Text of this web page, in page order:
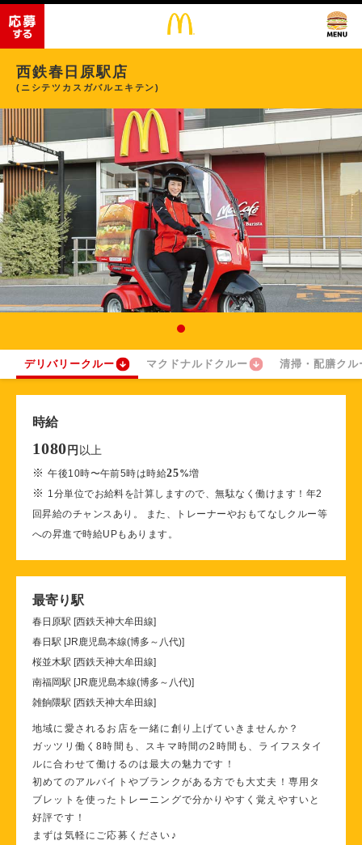
西鉄春日原駅店
(ニシテツカスガバルエキテン)
デリバリークルー マクドナルドクルー 清掃・配膳クル
時給
1080 円 以上
※午後10時〜午前5時は時給25%増
※ 1分単位でお給料を計算しますので、無駄なく働けます！年2
回昇給のチャンスあり。 また、トレーナーやおもてなしクルー等
への昇進で時給UPもあります。
最寄り駅
春日原駅 [西鉄天神大牟田線]
春日駅 [JR鹿児島本線(博多～八代)]
桜並木駅 [西鉄天神大牟田線]
南福岡駅 [JR鹿児島本線(博多～八代)]
雑餉隈駅 [西鉄天神大牟田線]
地域に愛されるお店を一緒に創り上げていきませんか？
ガッツリ働く8時間も、スキマ時間の2時間も、ライフスタイ
ルに合わせて働けるのは最大の魅力です！
初めてのアルバイトやブランクがある方でも大丈夫！専用タ
ブレットを使ったトレーニングで分かりやすく覚えやすいと
好評です！
まずは気軽にご応募ください♪